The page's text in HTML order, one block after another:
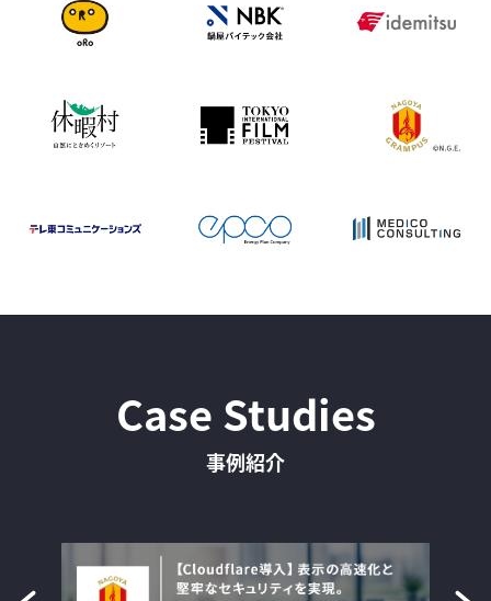
Case Studies
事例紹介